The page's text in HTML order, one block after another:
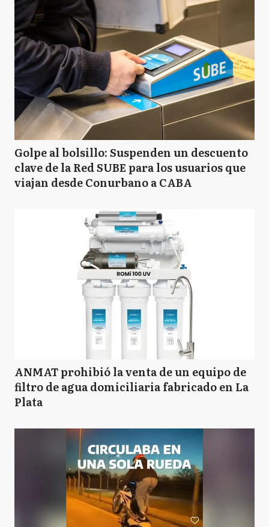
Golpe al bolsillo: Suspenden un descuento
clave de la Red SUBE para los usuarios que
viajan desde Conurbano a CABA
ANMAT prohibió la venta de un equipo de
filtro de agua domiciliaria fabricado en La
Plata